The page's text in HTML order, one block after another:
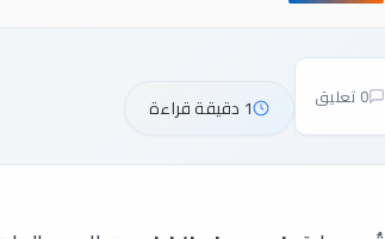
0 تعليق 1 دقيقة قراءة